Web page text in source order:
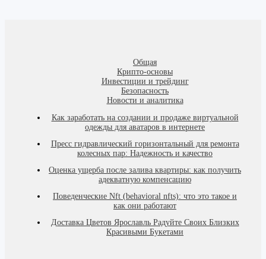
Общая
Крипто-основы
Инвестиции и трейдинг
Безопасность
Новости и аналитика
Как заработать на создании и продаже виртуальной
одежды для аватаров в интернете
Пресс гидравлический горизонтальный для ремонта
колесных пар: Надежность и качество
Оценка ущерба после залива квартиры: как получить
адекватную компенсацию
Поведенческие Nft (behavioral nfts): что это такое и
как они работают
Доставка Цветов Ярославль Радуйте Своих Близких
Красивыми Букетами